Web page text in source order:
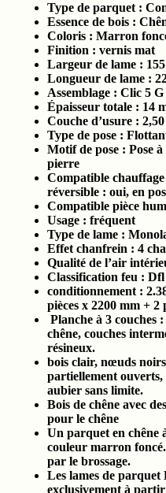
Type de parquet :
Essence de bois :
Coloris : Marron
Finition : vernis mat
Largeur de lame :
Longueur de lame :
Assemblage : Clic 5 G
Épaisseur totale : 14
Couche d’usure :
Type de pose :
Motif de pose : Pose à
pierre
Compatible
réversible : oui, en
Compatible pièce
Usage : fréquent
Type de lame :
Effet chanfrein : 4
Qualité de l’air
Classification feu : Dfl
conditionnement :
pièces x 2200 mm + 2
Planche à 3 couches
chêne, couches
résineux.
bois clair, nœuds
partiellement
aubier sans limite.
Bois de chêne avec
pour le chêne
Un parquet en chêne
couleur marron
par le brossage.
Les lames de
exclusivement à